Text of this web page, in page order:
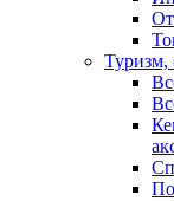
Туризм,